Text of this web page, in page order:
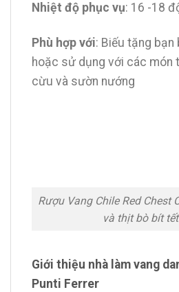
Nhiệt độ phục vụ: 16 -18
Phù hợp với: Biếu tặng bạn
hoặc sử dụng với các món
cừu và sườn nướng
Rượu Vang Chile Red Chest
và thịt bò bít
Giới thiệu nhà làm vang
Punti Ferrer